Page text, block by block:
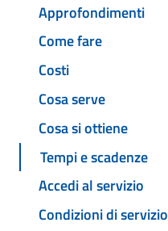
Approfondimenti
Come fare
Costi
Cosa serve
Cosa si ottiene
Tempi e scadenze
Accedi al servizio
Condizioni di servizio